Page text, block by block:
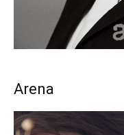
Arena